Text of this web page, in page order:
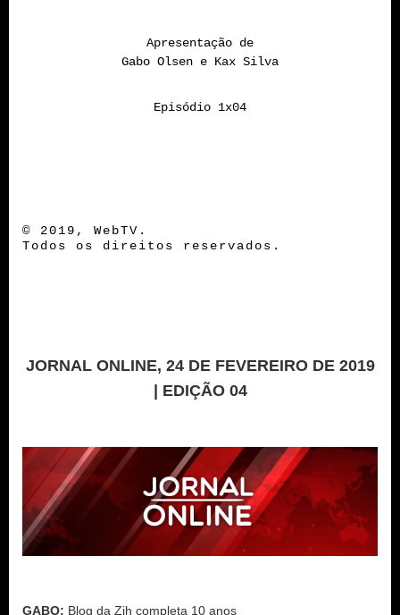
Apresentação de
Gabo Olsen e Kax Silva
Episódio 1x04
© 2019, WebTV.
Todos os direitos reservados.
JORNAL ONLINE, 24 DE FEVEREIRO DE 2019
| EDIÇÃO 04
GABO: Blog da Zih completa 10 anos